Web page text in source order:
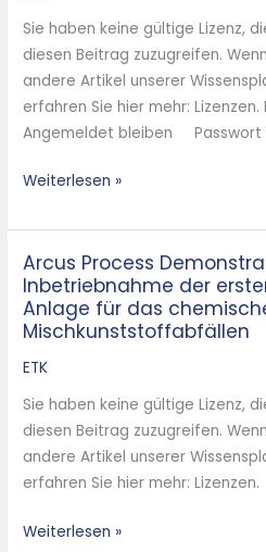
Sie haben keine gültige Lizenz,
diesen Beitrag zuzugreifen.
andere Artikel unserer
erfahren Sie hier mehr:
Angemeldet bleiben Passwort
nach
zwei
Jahren
Betrieb
der
Weiterlesen »
Arcus Process
Inbetriebnahme der
Anlage für das
Mischkunststoffabfällen
ETK
Sie haben keine gültige Lizenz,
diesen Beitrag zuzugreifen.
andere Artikel unserer
erfahren Sie hier mehr: Lizenzen.
Arcus
Process
Demonstration
Unit
–
Inbetriebnahme
der
ersten
kommerziellen
für
Weiterlesen »